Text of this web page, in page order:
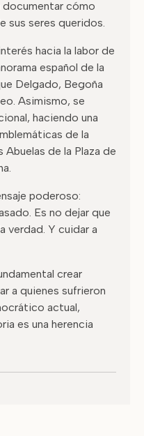
cómo
sus seres queridos.
hacia la labor de
español de la
Delgado, Begoña
Asimismo, se
haciendo una
de la
de la Plaza de
poderoso:
Es no dejar que
verdad. Y cuidar a
crear
a quienes sufrieron
actual,
es una herencia